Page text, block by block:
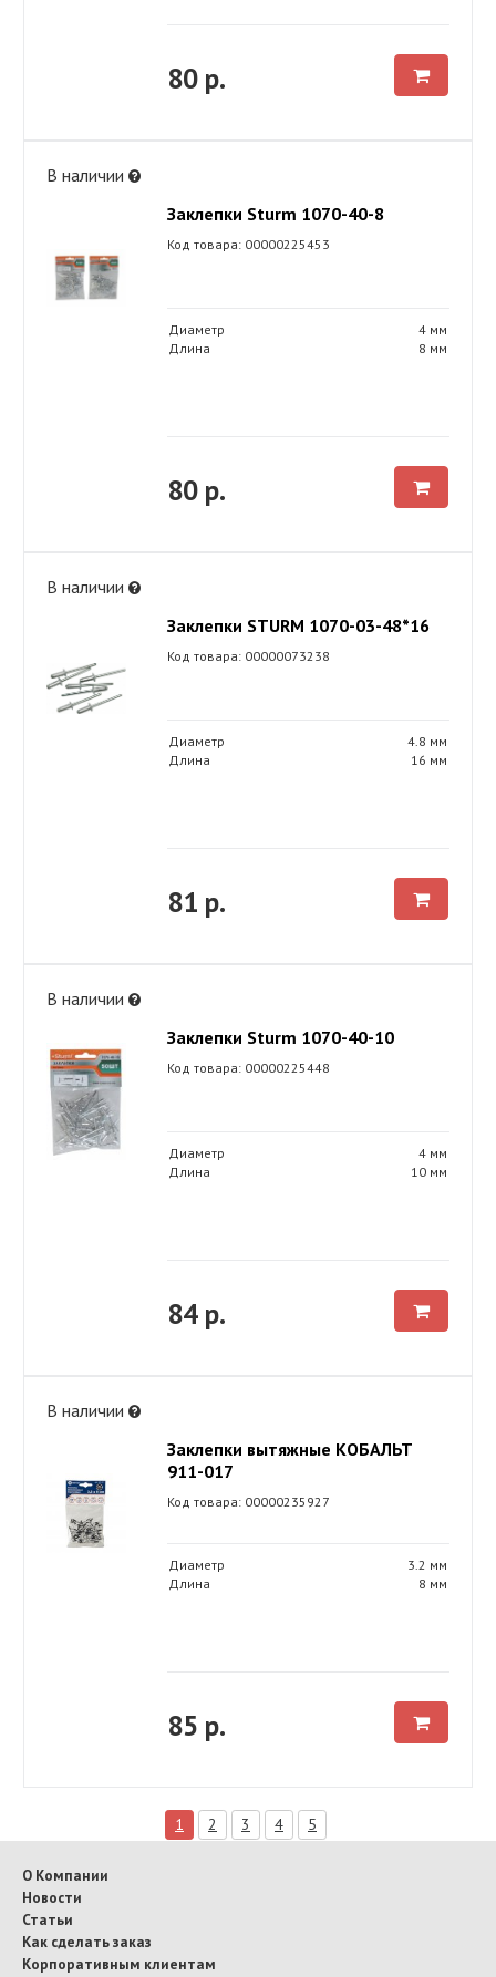
80 р.
В наличии
Заклепки Sturm 1070-40-8
Код товара: 00000225453
Диаметр
4 мм
Длина
8 мм
80 р.
В наличии
Заклепки STURM 1070-03-48*16
Код товара: 00000073238
Диаметр
4.8 мм
Длина
16 мм
81 р.
В наличии
Заклепки Sturm 1070-40-10
Код товара: 00000225448
Диаметр
4 мм
Длина
10 мм
84 р.
В наличии
Заклепки вытяжные КОБАЛЬТ
911-017
Код товара: 00000235927
Диаметр
3.2 мм
Длина
8 мм
85 р.
1 2 3 4 5
О Компании
Новости
Статьи
Как сделать заказ
Корпоративным клиентам